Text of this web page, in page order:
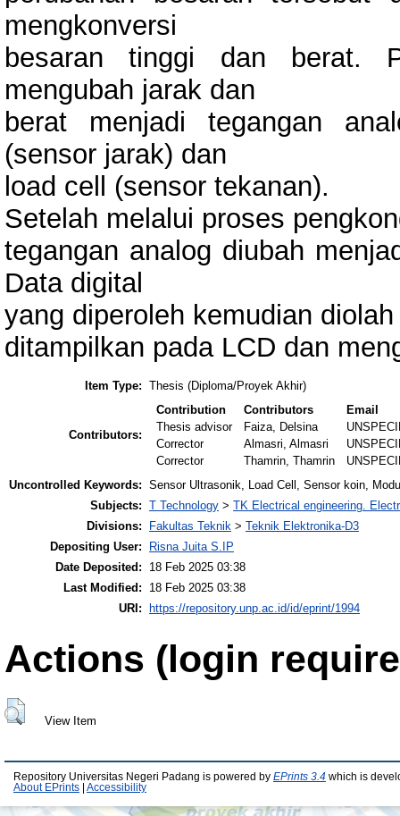
mengkonversi
besaran tinggi dan berat.
mengubah jarak dan
berat menjadi tegangan
(sensor jarak) dan
load cell (sensor tekanan).
Setelah melalui proses
tegangan analog diubah
Data digital
yang diperoleh kemudian
ditampilkan pada LCD dan
Item Type: Thesis (Diploma/Proyek Akhir)
Contributors:
Contribution Contributors
Email
Thesis advisor
Faiza, Delsina
Corrector
Almasri, Almasri
Corrector
Thamrin, Thamrin
Uncontrolled Keywords: Sensor Ultrasonik, Load Cell, Sensor koin,
Subjects: T Technology > TK Electrical engineering.
Divisions:
Fakultas Teknik > Teknik Elektronika-D3
Depositing User:
Risna Juita S.IP
Date Deposited:
18 Feb 2025 03:38
Last Modified:
18 Feb 2025 03:38
URI:
https://repository.unp.ac.id/id/eprint/1994
Actions (login
View Item
Repository Universitas Negeri Padang is powered by EPrints 3.4 which is
About EPrints
Accessibility